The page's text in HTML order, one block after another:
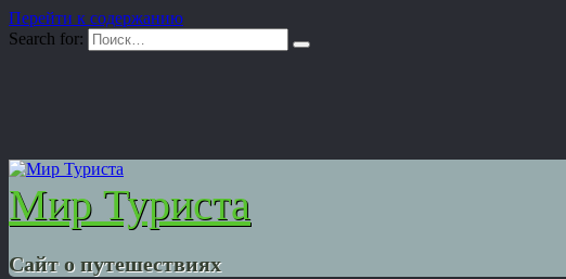
Перейти к содержанию
Search for:
Мир Туриста
Сайт о путешествиях